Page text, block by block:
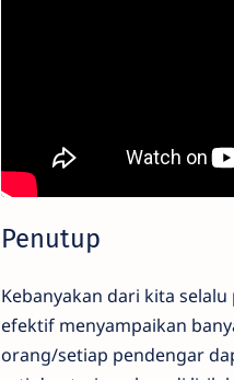
Penutup
Kebanyakan dari kita
efektif menyampaikan
orang/setiap pendengar